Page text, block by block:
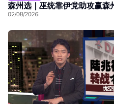
森州选｜巫统靠伊党助攻赢森
02/08/2026